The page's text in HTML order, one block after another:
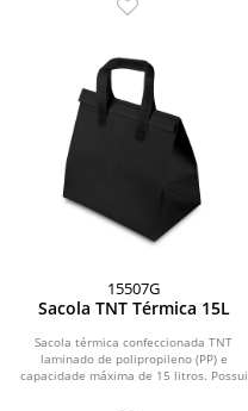
15507G
Sacola TNT Térmica 15L
Sacola térmica confeccionada TNT
laminado de polipropileno (PP) e
capacidade máxima de 15 litros. Possui